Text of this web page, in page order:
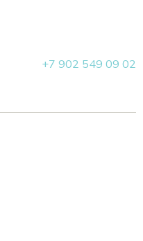
+7 902 549 09 02